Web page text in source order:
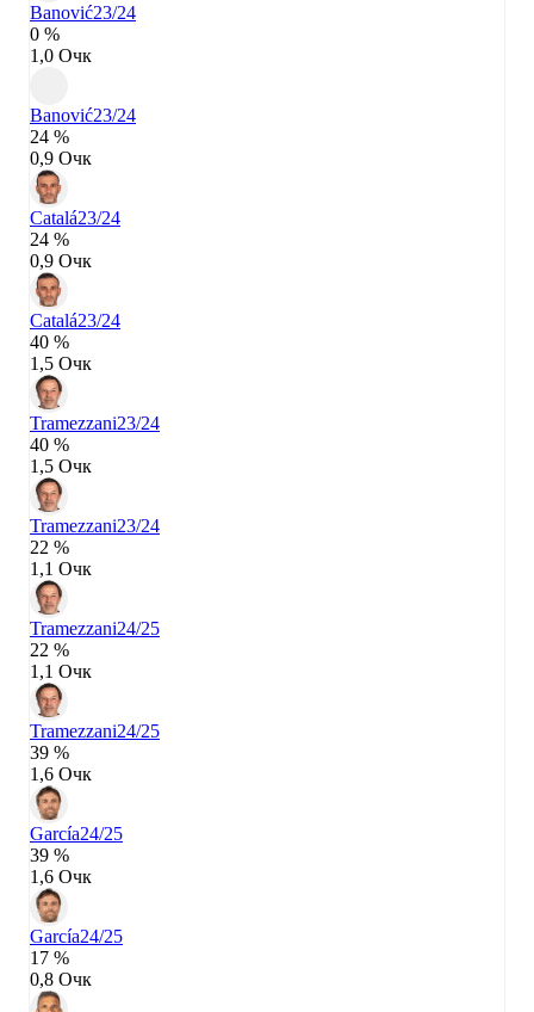
Banović23/24
0 %
1,0 Очк
Banović23/24
24 %
0,9 Очк
Catalá23/24
24 %
0,9 Очк
Catalá23/24
40 %
1,5 Очк
Tramezzani23/24
40 %
1,5 Очк
Tramezzani23/24
22 %
1,1 Очк
Tramezzani24/25
22 %
1,1 Очк
Tramezzani24/25
39 %
1,6 Очк
García24/25
39 %
1,6 Очк
García24/25
17 %
0,8 Очк